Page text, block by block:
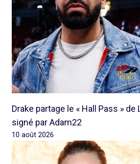
Drake partage le « Hall Pass » de
signé par Adam22
10 août 2026